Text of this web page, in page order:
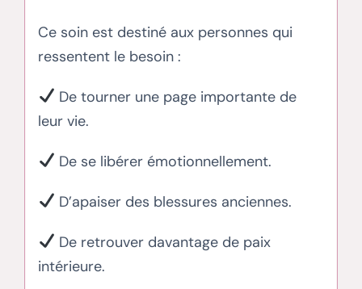
Ce soin est destiné aux personnes qui
ressentent le besoin :
De tourner une page importante de
leur vie.
De se libérer émotionnellement.
D’apaiser des blessures anciennes.
De retrouver davantage de paix
intérieure.